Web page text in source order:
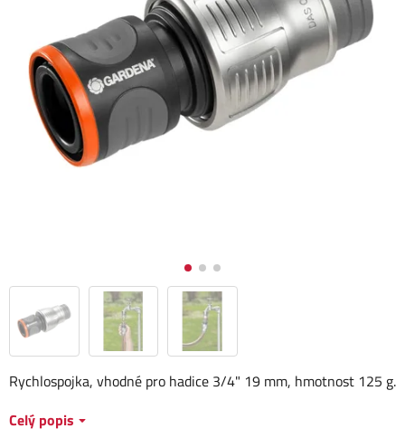
Rychlospojka, vhodné pro hadice 3/4" 19 mm, hmotnost 125 g.
Celý popis